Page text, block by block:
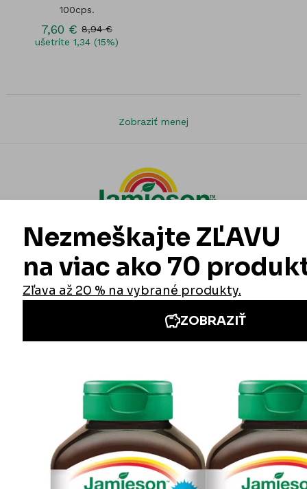
100cps.
7,60 € 8,94 €
ušetríte 1,34 (15%)
Zobraziť menej
Iné stránky Jamieson
Prihlásenie do newslettra